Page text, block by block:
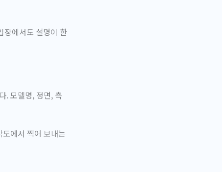
장에서도 설명이 한
. 모델명, 정면, 측
에서 찍어 보내는